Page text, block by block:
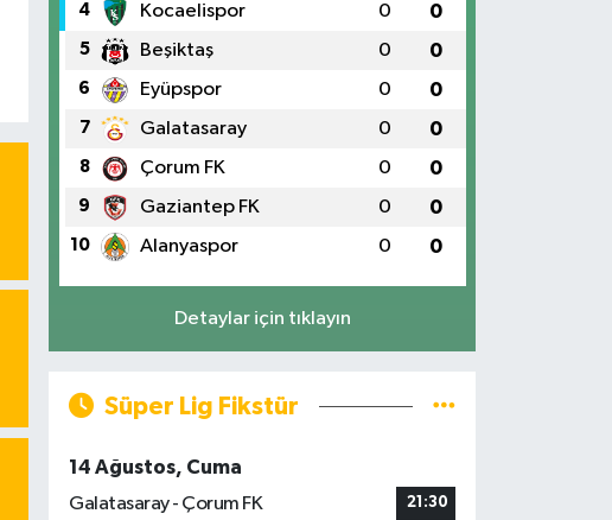
4 Kocaelispor 0 0
5 Beşiktaş 0 0
6 Eyüpspor 0 0
7 Galatasaray 0 0
8 Çorum FK 0 0
9 Gaziantep FK 0 0
10 Alanyaspor 0 0
Detaylar için tıklayın
Süper Lig Fikstür
14 Ağustos, Cuma
Galatasaray - Çorum FK
21:30